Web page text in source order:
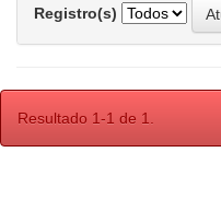
Registro(s)
Resultado 1-1 de 1.